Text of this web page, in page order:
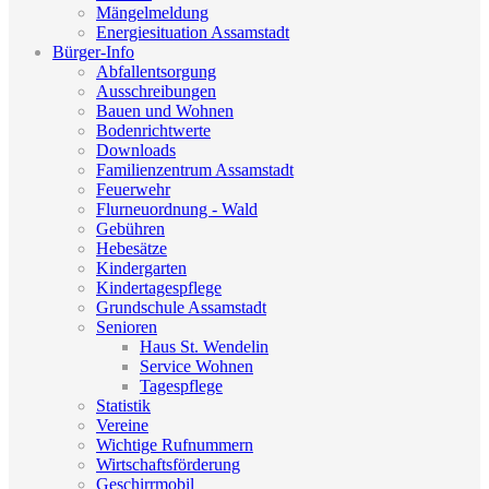
Mängelmeldung
Energiesituation Assamstadt
Bürger-Info
Abfallentsorgung
Ausschreibungen
Bauen und Wohnen
Bodenrichtwerte
Downloads
Familienzentrum Assamstadt
Feuerwehr
Flurneuordnung - Wald
Gebühren
Hebesätze
Kindergarten
Kindertagespflege
Grundschule Assamstadt
Senioren
Haus St. Wendelin
Service Wohnen
Tagespflege
Statistik
Vereine
Wichtige Rufnummern
Wirtschaftsförderung
Geschirrmobil